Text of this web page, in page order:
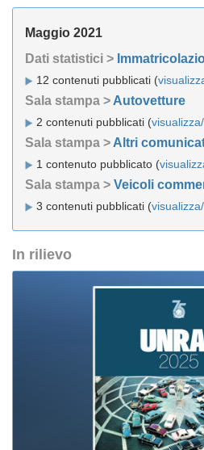
Maggio 2021
Dati statistici >
12 contenuti pubblicati (
Sala stampa > Autovetture
2 contenuti pubblicati (
Sala stampa > Altri
1 contenuto pubblicato (
Sala stampa > Veicoli
3 contenuti pubblicati (
In rilievo